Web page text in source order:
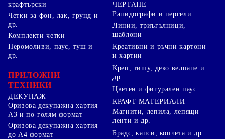
крафтърски
Четки за фон, лак, грунд и
др.
Комплекти четки
ЧЕРТАНЕ
Рапидографи и пергели
Линии, триъгълници,
шаблони
Перомоливи, паус, туш и
др.
ПРИЛОЖНИ
ТЕХНИКИ
ДЕКУПАЖ
Оризова декупажна хартия
А3 и по-голям формат
Оризова декупажна хартия
до А4 формат
Креативни и ръчни картони
и хартии
Креп, тишу, деко велпапе и
др.
Цветен и фигурален паус
КРАФТ МАТЕРИАЛИ
Магнити, лепила, лепящи
ленти и др.
Брадс, капси, копчета и др.